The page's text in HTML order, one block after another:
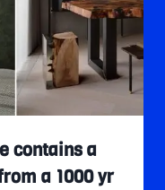
contains a
a 1000 yr